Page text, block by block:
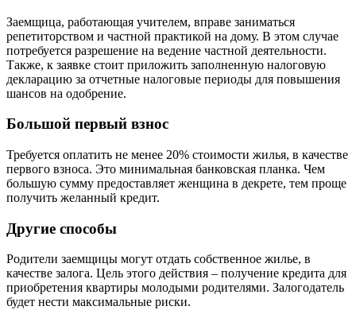
Заемщица, работающая учителем, вправе заниматься
репетиторством и частной практикой на дому. В этом случае
потребуется разрешение на ведение частной деятельности.
Также, к заявке стоит приложить заполненную налоговую
декларацию за отчетные налоговые периоды для повышения
шансов на одобрение.
Большой первый взнос
Требуется оплатить не менее 20% стоимости жилья, в качестве
первого взноса. Это минимальная банковская планка. Чем
большую сумму предоставляет женщина в декрете, тем проще
получить желанный кредит.
Другие способы
Родители заемщицы могут отдать собственное жилье, в
качестве залога. Цель этого действия – получение кредита для
приобретения квартиры молодыми родителями. Залогодатель
будет нести максимальные риски.